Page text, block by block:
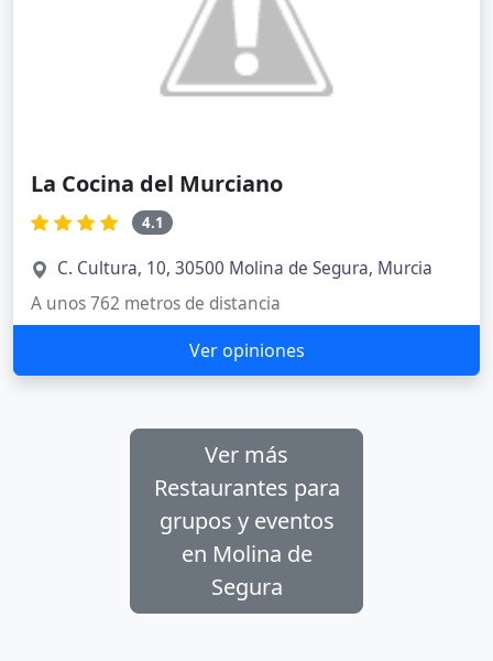
La Cocina del Murciano
4.1
C. Cultura, 10, 30500 Molina de Segura, Murcia
A unos 762 metros de distancia
Ver opiniones
Ver más
Restaurantes para
grupos y eventos
en Molina de
Segura